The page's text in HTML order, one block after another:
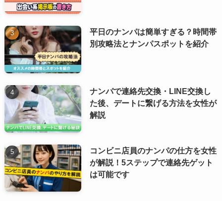
平日のナンパは簡単すぎる？時間帯
別攻略法とナンパスポットを紹介
ナンパで連絡先交換・LINE交換し
た後、デートに繋げる方法を女性が
解説
コンビニ店員のナンパの仕方を女性
が解説！5ステップで連絡先ゲット
は可能です